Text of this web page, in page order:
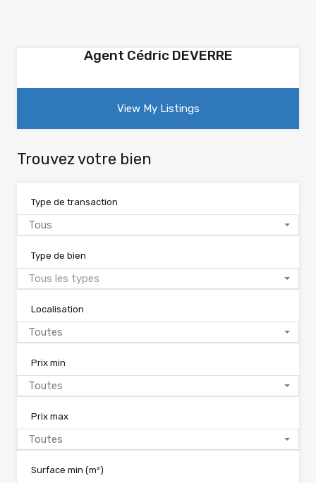
Agent Cédric DEVERRE
View My Listings
Trouvez votre bien
Type de transaction
Tous
Type de bien
Tous les types
Localisation
Toutes
Prix min
Toutes
Prix max
Toutes
Surface min (m²)